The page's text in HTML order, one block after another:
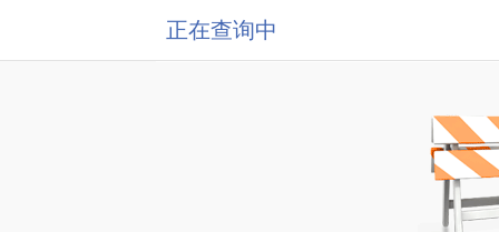
正在查询中